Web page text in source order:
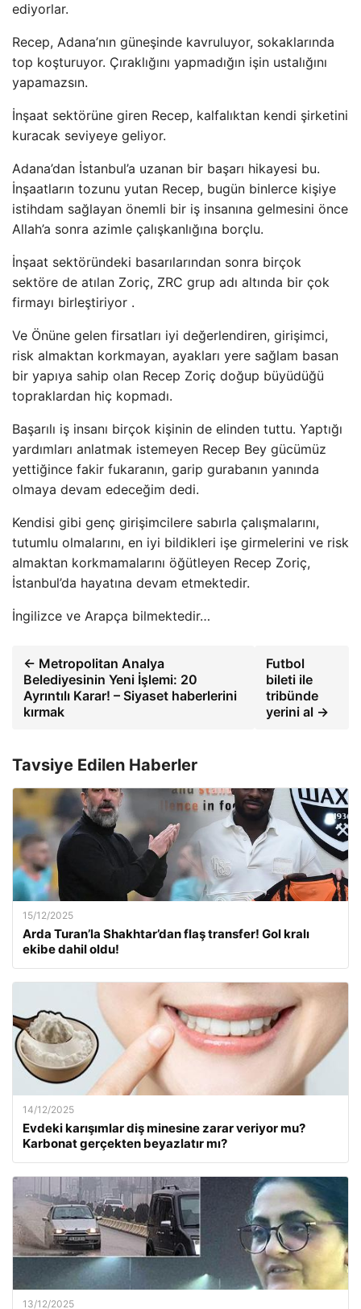
ediyorlar.
Recep, Adana’nın güneşinde kavruluyor, sokaklarında
top koşturuyor. Çıraklığını yapmadığın işin ustalığını
yapamazsın.
İnşaat sektörüne giren Recep, kalfalıktan kendi şirketini
kuracak seviyeye geliyor.
Adana’dan İstanbul’a uzanan bir başarı hikayesi bu.
İnşaatların tozunu yutan Recep, bugün binlerce kişiye
istihdam sağlayan önemli bir iş insanına gelmesini önce
Allah’a sonra azimle çalışkanlığına borçlu.
İnşaat sektöründeki basarılarından sonra birçok
sektöre de atılan Zoriç, ZRC grup adı altında bir çok
firmayı birleştiriyor .
Ve Önüne gelen firsatları iyi değerlendiren, girişimci,
risk almaktan korkmayan, ayakları yere sağlam basan
bir yapıya sahip olan Recep Zoriç doğup büyüdüğü
topraklardan hiç kopmadı.
Başarılı iş insanı birçok kişinin de elinden tuttu. Yaptığı
yardımları anlatmak istemeyen Recep Bey gücümüz
yettiğince fakir fukaranın, garip gurabanın yanında
olmaya devam edeceğim dedi.
Kendisi gibi genç girişimcilere sabırla çalışmalarını,
tutumlu olmalarını, en iyi bildikleri işe girmelerini ve risk
almaktan korkmamalarını öğütleyen Recep Zoriç,
İstanbul’da hayatına devam etmektedir.
İngilizce ve Arapça bilmektedir…
← Metropolitan Analya
Belediyesinin Yeni İşlemi: 20
Ayrıntılı Karar! – Siyaset haberlerini
kırmak
Futbol
bileti ile
tribünde
yerini al →
Tavsiye Edilen Haberler
15/12/2025
Arda Turan’la Shakhtar’dan flaş transfer! Gol kralı
ekibe dahil oldu!
14/12/2025
Evdeki karışımlar diş minesine zarar veriyor mu?
Karbonat gerçekten beyazlatır mı?
13/12/2025